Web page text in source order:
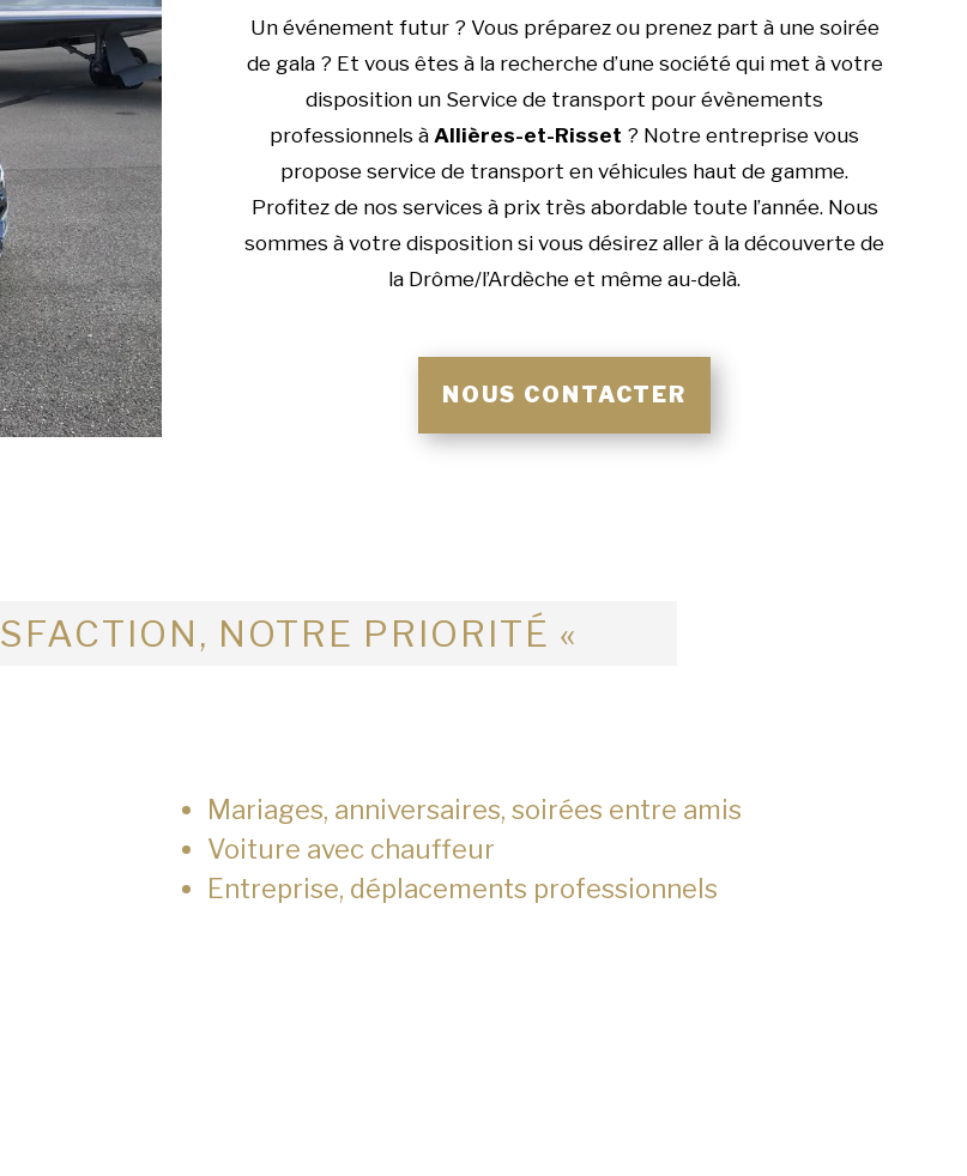
Un événement futur ? Vous préparez ou prenez part à une soirée
de gala ? Et vous êtes à la recherche d’une société qui met à votre
disposition un Service de transport pour évènements
professionnels à Allières-et-Risset ? Notre entreprise vous
propose service de transport en véhicules haut de gamme.
Profitez de nos services à prix très abordable toute l’année. Nous
sommes à votre disposition si vous désirez aller à la découverte de
la Drôme/l’Ardèche et même au-delà.
NOUS CONTACTER
NOTRE PRIORITÉ «
Mariages, anniversaires, soirées entre amis
Voiture avec chauffeur
Entreprise, déplacements professionnels